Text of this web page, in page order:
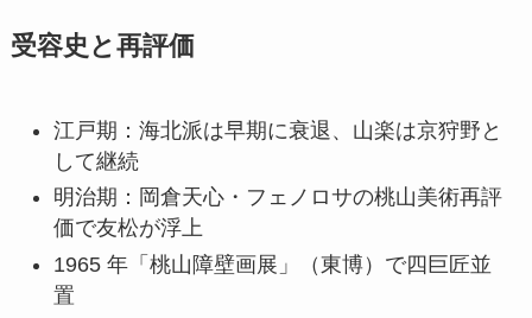
受容史と再評価
江戸期：海北派は早期に衰退、山楽は京狩野と
して継続
明治期：岡倉天心・フェノロサの桃山美術再評
価で友松が浮上
1965 年「桃山障壁画展」（東博）で四巨匠並
置